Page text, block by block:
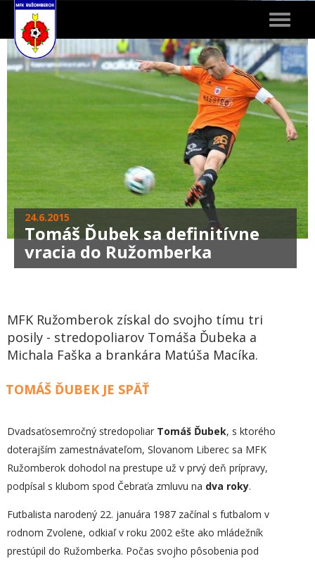
Toggle
24.6.2015
Tomáš Ďubek sa definitívne
vracia do Ružomberka
MFK Ružomberok získal do svojho tímu tri
posily - stredopoliarov Tomáša Ďubeka a
Michala Faška a brankára Matúša Macíka.
TOMÁŠ ĎUBEK JE SPÄŤ
Dvadsaťosemročný stredopoliar Tomáš Ďubek, s ktorého
doterajším zamestnávateľom, Slovanom Liberec sa MFK
Ružomberok dohodol na prestupe už v prvý deň prípravy,
podpísal s klubom spod Čebraťa zmluvu na dva roky.
Futbalista narodený 22. januára 1987 začínal s futbalom v
rodnom Zvolene, odkiaľ v roku 2002 ešte ako mládežník
prestúpil do Ružomberka. Počas svojho pôsobenia pod